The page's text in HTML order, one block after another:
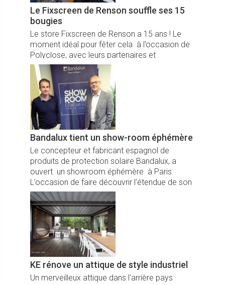
Le Fixscreen de Renson souffle ses 15
bougies
Le store Fixscreen de Renson a 15 ans ! Le
moment idéal pour fêter cela à l’occasion de
Polyclose, avec leurs partenaires et
"Ambassadors", qui ont contribué à ce succès.
Bandalux tient un show-room éphémère
Le concepteur et fabricant espagnol de
produits de protection solaire Bandalux, a
ouvert un showroom éphémère à Paris.
L’occasion de faire découvrir l’étendue de son
offre à ses clients.
KE rénove un attique de style industriel
Un merveilleux attique dans l'arrière pays